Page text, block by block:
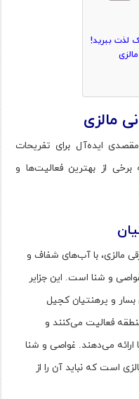
لذت ببرید!
مالزی
مقصدی ایده‌آل برای تفریحات
از بهترین فعالیت‌ها و
مالزی، با آب‌های شفاف و
و شنا است. این جزایر
و پرهنتیان کچیل
فعالیت می‌کنند و
ارائه می‌دهند. غواصی و شنا
است که نباید آن را از